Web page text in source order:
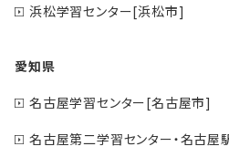
浜松学習センター[浜松市]
愛知県
名古屋学習センター[名古屋市]
名古屋第二学習センター・名古